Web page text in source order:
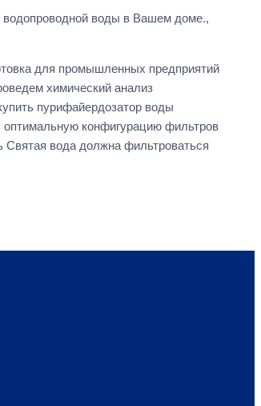
воды в Вашем доме.,
для промышленных предприятий
химический анализ
пурифайердозатор воды
конфигурацию фильтров
Святая вода должна фильтроваться